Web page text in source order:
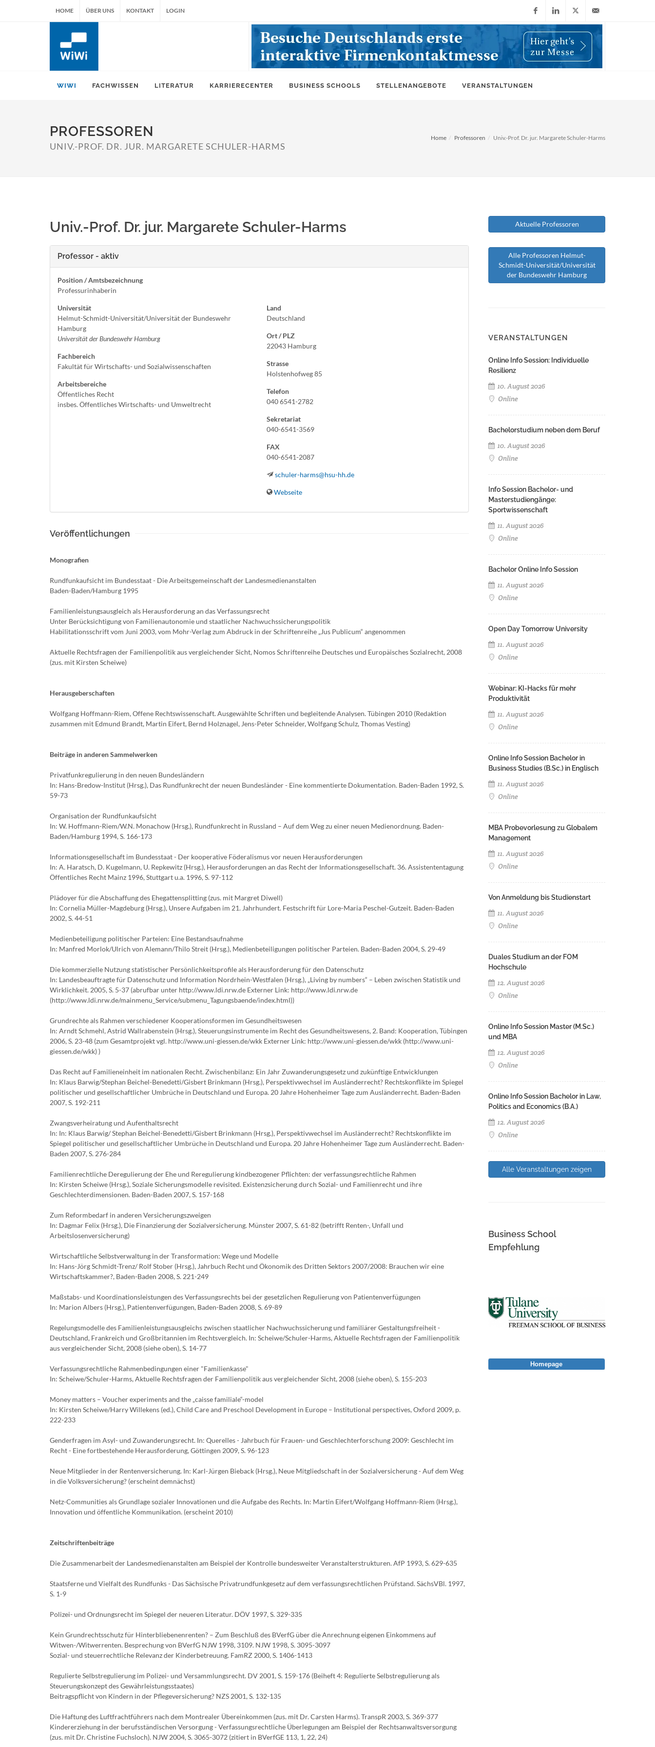
HOME ÜBER UNS KONTAKT LOGIN
FacebookLinkedIn
X
(Twitter)
info@wiwi-
WIWI FACHWISSEN LITERATUR KARRIERECENTER BUSINESS SCHOOLS STELLENANGEBOTE VERANSTALTUNGEN
PROFESSOREN
UNIV.-PROF. DR. JUR. MARGARETE SCHULER-HARMS
Home Professoren Univ.-Prof. Dr. jur. Margarete Schuler-Harms
Univ.-Prof. Dr. jur. Margarete Schuler-Harms
Professor - aktiv
Position / Amtsbezeichnung
Professurinhaberin
Universität
Helmut-Schmidt-Universität/Universität der Bundeswehr
Hamburg
Universität der Bundeswehr Hamburg
Fachbereich
Fakultät für Wirtschafts- und Sozialwissenschaften
Arbeitsbereiche
Öffentliches Recht
insbes. Öffentliches Wirtschafts- und Umweltrecht
Land
Deutschland
Ort / PLZ
22043 Hamburg
Strasse
Holstenhofweg 85
Telefon
040 6541-2782
Sekretariat
040-6541-3569
FAX
040-6541-2087
schuler-harms@hsu-hh.de
Webseite
Veröffentlichungen
Monografien
Rundfunkaufsicht im Bundesstaat - Die Arbeitsgemeinschaft der Landesmedienanstalten
Baden-Baden/Hamburg 1995
Familienleistungsausgleich als Herausforderung an das Verfassungsrecht
Unter Berücksichtigung von Familienautonomie und staatlicher Nachwuchssicherungspolitik
Habilitationsschrift vom Juni 2003, vom Mohr-Verlag zum Abdruck in der Schriftenreihe „Jus Publicum“ angenommen
Aktuelle Rechtsfragen der Familienpolitik aus vergleichender Sicht, Nomos Schriftenreihe Deutsches und Europäisches Sozialrecht, 2008
(zus. mit Kirsten Scheiwe)
Herausgeberschaften
Wolfgang Hoffmann-Riem, Offene Rechtswissenschaft. Ausgewählte Schriften und begleitende Analysen. Tübingen 2010 (Redaktion
zusammen mit Edmund Brandt, Martin Eifert, Bernd Holznagel, Jens-Peter Schneider, Wolfgang Schulz, Thomas Vesting)
Beiträge in anderen Sammelwerken
Privatfunkregulierung in den neuen Bundesländern
In: Hans-Bredow-Institut (Hrsg.), Das Rundfunkrecht der neuen Bundesländer - Eine kommentierte Dokumentation. Baden-Baden 1992, S.
59-73
Organisation der Rundfunkaufsicht
In: W. Hoffmann-Riem/W.N. Monachow (Hrsg.), Rundfunkrecht in Russland – Auf dem Weg zu einer neuen Medienordnung. Baden-
Baden/Hamburg 1994, S. 166-173
Informationsgesellschaft im Bundesstaat - Der kooperative Föderalismus vor neuen Herausforderungen
In: A. Haratsch, D. Kugelmann, U. Repkewitz (Hrsg.), Herausforderungen an das Recht der Informationsgesellschaft. 36. Assistententagung
Öffentliches Recht Mainz 1996, Stuttgart u.a. 1996, S. 97-112
Plädoyer für die Abschaffung des Ehegattensplitting (zus. mit Margret Diwell)
In: Cornelia Müller-Magdeburg (Hrsg.), Unsere Aufgaben im 21. Jahrhundert. Festschrift für Lore-Maria Peschel-Gutzeit. Baden-Baden
2002, S. 44-51
Medienbeteiligung politischer Parteien: Eine Bestandsaufnahme
In: Manfred Morlok/Ulrich von Alemann/Thilo Streit (Hrsg.), Medienbeteiligungen politischer Parteien. Baden-Baden 2004, S. 29-49
Die kommerzielle Nutzung statistischer Persönlichkeitsprofile als Herausforderung für den Datenschutz
In: Landesbeauftragte für Datenschutz und Information Nordrhein-Westfalen (Hrsg.), „Living by numbers“ – Leben zwischen Statistik und
Wirklichkeit. 2005, S. 5-37 (abrufbar unter http://www.ldi.nrw.de Externer Link: http://www.ldi.nrw.de
(http://www.ldi.nrw.de/mainmenu_Service/submenu_Tagungsbaende/index.html))
Grundrechte als Rahmen verschiedener Kooperationsformen im Gesundheitswesen
In: Arndt Schmehl, Astrid Wallrabenstein (Hrsg.), Steuerungsinstrumente im Recht des Gesundheitswesens, 2. Band: Kooperation, Tübingen
2006, S. 23-48 (zum Gesamtprojekt vgl. http://www.uni-giessen.de/wkk Externer Link: http://www.uni-giessen.de/wkk (http://www.uni-
giessen.de/wkk) )
Das Recht auf Familieneinheit im nationalen Recht. Zwischenbilanz: Ein Jahr Zuwanderungsgesetz und zukünftige Entwicklungen
In: Klaus Barwig/Stephan Beichel-Benedetti/Gisbert Brinkmann (Hrsg.), Perspektivwechsel im Ausländerrecht? Rechtskonflikte im Spiegel
politischer und gesellschaftlicher Umbrüche in Deutschland und Europa. 20 Jahre Hohenheimer Tage zum Ausländerrecht. Baden-Baden
2007, S. 192-211
Zwangsverheiratung und Aufenthaltsrecht
In: In: Klaus Barwig/ Stephan Beichel-Benedetti/Gisbert Brinkmann (Hrsg.), Perspektivwechsel im Ausländerrecht? Rechtskonflikte im
Spiegel politischer und gesellschaftlicher Umbrüche in Deutschland und Europa. 20 Jahre Hohenheimer Tage zum Ausländerrecht. Baden-
Baden 2007, S. 276-284
Familienrechtliche Deregulierung der Ehe und Reregulierung kindbezogener Pflichten: der verfassungsrechtliche Rahmen
In: Kirsten Scheiwe (Hrsg.), Soziale Sicherungsmodelle revisited. Existenzsicherung durch Sozial- und Familienrecht und ihre
Geschlechterdimensionen. Baden-Baden 2007, S. 157-168
Zum Reformbedarf in anderen Versicherungszweigen
In: Dagmar Felix (Hrsg.), Die Finanzierung der Sozialversicherung. Münster 2007, S. 61-82 (betrifft Renten-, Unfall und
Arbeitslosenversicherung)
Wirtschaftliche Selbstverwaltung in der Transformation: Wege und Modelle
In: Hans-Jörg Schmidt-Trenz/ Rolf Stober (Hrsg.), Jahrbuch Recht und Ökonomik des Dritten Sektors 2007/2008: Brauchen wir eine
Wirtschaftskammer?, Baden-Baden 2008, S. 221-249
Maßstabs- und Koordinationsleistungen des Verfassungsrechts bei der gesetzlichen Regulierung von Patientenverfügungen
In: Marion Albers (Hrsg.), Patientenverfügungen, Baden-Baden 2008, S. 69-89
Regelungsmodelle des Familienleistungsausgleichs zwischen staatlicher Nachwuchssicherung und familiärer Gestaltungsfreiheit -
Deutschland, Frankreich und Großbritannien im Rechtsvergleich. In: Scheiwe/Schuler-Harms, Aktuelle Rechtsfragen der Familienpolitik
aus vergleichender Sicht, 2008 (siehe oben), S. 14-77
Verfassungsrechtliche Rahmenbedingungen einer "Familienkasse"
In: Scheiwe/Schuler-Harms, Aktuelle Rechtsfragen der Familienpolitik aus vergleichender Sicht, 2008 (siehe oben), S. 155-203
Money matters – Voucher experiments and the „caisse familiale“-model
In: Kirsten Scheiwe/Harry Willekens (ed.), Child Care and Preschool Development in Europe – Institutional perspectives, Oxford 2009, p.
222-233
Genderfragen im Asyl- und Zuwanderungsrecht. In: Querelles - Jahrbuch für Frauen- und Geschlechterforschung 2009: Geschlecht im
Recht - Eine fortbestehende Herausforderung, Göttingen 2009, S. 96-123
Neue Mitglieder in der Rentenversicherung. In: Karl-Jürgen Bieback (Hrsg.), Neue Mitgliedschaft in der Sozialversicherung - Auf dem Weg
in die Volksversicherung? (erscheint demnächst)
Netz-Communities als Grundlage sozialer Innovationen und die Aufgabe des Rechts. In: Martin Eifert/Wolfgang Hoffmann-Riem (Hrsg.),
Innovation und öffentliche Kommunikation. (erscheint 2010)
Zeitschriftenbeiträge
Die Zusammenarbeit der Landesmedienanstalten am Beispiel der Kontrolle bundesweiter Veranstalterstrukturen. AfP 1993, S. 629-635
Staatsferne und Vielfalt des Rundfunks - Das Sächsische Privatrundfunkgesetz auf dem verfassungsrechtlichen Prüfstand. SächsVBl. 1997,
S. 1-9
Polizei- und Ordnungsrecht im Spiegel der neueren Literatur. DÖV 1997, S. 329-335
Kein Grundrechtsschutz für Hinterbliebenenrenten? – Zum Beschluß des BVerfG über die Anrechnung eigenen Einkommens auf
Witwen-/Witwerrenten. Besprechung von BVerfG NJW 1998, 3109. NJW 1998, S. 3095-3097
Sozial- und steuerrechtliche Relevanz der Kinderbetreuung. FamRZ 2000, S. 1406-1413
Regulierte Selbstregulierung im Polizei- und Versammlungsrecht. DV 2001, S. 159-176 (Beiheft 4: Regulierte Selbstregulierung als
Steuerungskonzept des Gewährleistungsstaates)
Beitragspflicht von Kindern in der Pflegeversicherung? NZS 2001, S. 132-135
Die Haftung des Luftfrachtführers nach dem Montrealer Übereinkommen (zus. mit Dr. Carsten Harms). TranspR 2003, S. 369-377
Kindererziehung in der berufsständischen Versorgung - Verfassungsrechtliche Überlegungen am Beispiel der Rechtsanwaltsversorgung
(zus. mit Dr. Christine Fuchsloch). NJW 2004, S. 3065-3072 (zitiert in BVerfGE 113, 1, 22, 24)
Aktuelle Professoren
Alle Professoren Helmut-
Schmidt-Universität/Universität
der Bundeswehr Hamburg
VERANSTALTUNGEN
Online Info Session: Individuelle
Resilienz
10. August 2026
Online
Bachelorstudium neben dem Beruf
10. August 2026
Online
Info Session Bachelor- und
Masterstudiengänge:
Sportwissenschaft
11. August 2026
Online
Bachelor Online Info Session
11. August 2026
Online
Open Day Tomorrow University
11. August 2026
Online
Webinar: KI-Hacks für mehr
Produktivität
11. August 2026
Online
Online Info Session Bachelor in
Business Studies (B.Sc.) in Englisch
11. August 2026
Online
MBA Probevorlesung zu Globalem
Management
11. August 2026
Online
Von Anmeldung bis Studienstart
11. August 2026
Online
Duales Studium an der FOM
Hochschule
12. August 2026
Online
Online Info Session Master (M.Sc.)
und MBA
12. August 2026
Online
Online Info Session Bachelor in Law,
Politics and Economics (B.A.)
12. August 2026
Online
Alle Veranstaltungen zeigen
Business School
Empfehlung
Homepage